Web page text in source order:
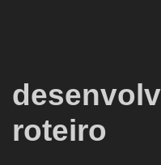
roteiro